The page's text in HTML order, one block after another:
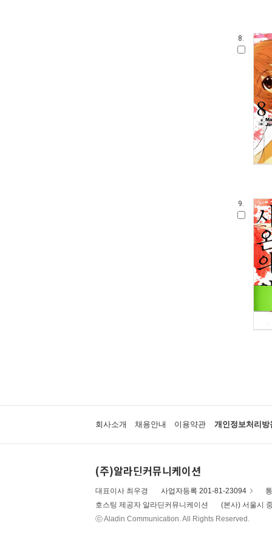
8.
9.
회사소개 채용안내 이용약관 개인정보처리방
(주)알라딘커뮤니케이션
대표이사 최우경 사업자등록 201-81-23094
호스팅 제공자 알라딘커뮤니케이션
(본사) 서울시
ⓒ Aladin Communication. All Rights Reserved.